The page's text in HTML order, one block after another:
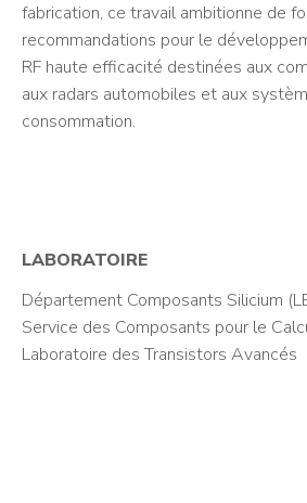
fabrication, ce travail ambitionne de
recommandations pour le
RF haute efficacité destinées aux
aux radars automobiles et aux
consommation.
LABORATOIRE
Département Composants Silicium
Service des Composants pour le
Laboratoire des Transistors Avancés